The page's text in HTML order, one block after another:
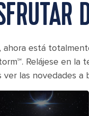
está
Relájese en
las novedades a